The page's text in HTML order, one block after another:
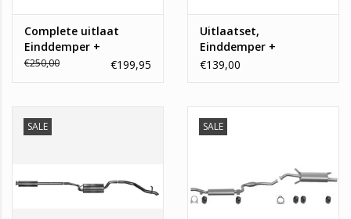
Complete uitlaat
Einddemper +
Middendemper Volvo
€250,00 €199,95
Uitlaatset,
Einddemper +
Middendemper +
€139,00
SALE SALE